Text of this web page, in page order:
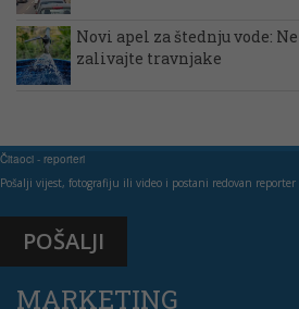
Novi apel za štednju vode:
zalivajte travnjake
Čitaoci - reporteri
Pošalji vijest, fotografiju ili video i postani redovan reporter
POŠALJI
MARKETING